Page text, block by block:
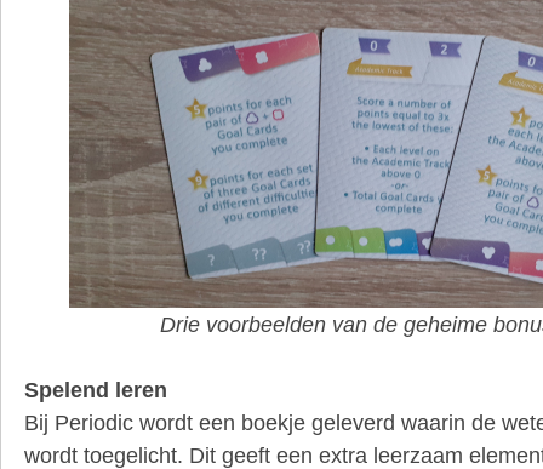
Drie voorbeelden van de geheime
Spelend leren
Bij Periodic wordt een boekje geleverd waarin de
wordt toegelicht. Dit geeft een extra leerzaam